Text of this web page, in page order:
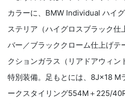
カラーに、BMW Individual ハイ
ステリア（ハイグロスブラック仕
バー／ブラッククローム仕上げテ
クションガラス（リアドアウィン
特別装備。足もとには、8J×18 M
ークスタイリング554M＋225/